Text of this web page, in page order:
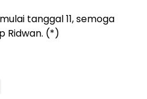
tanggal 11, semoga
Ridwan. (*)